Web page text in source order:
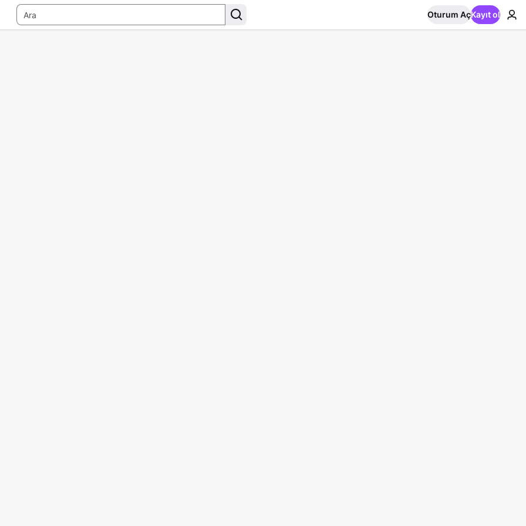
Oturum AçKayıt ol